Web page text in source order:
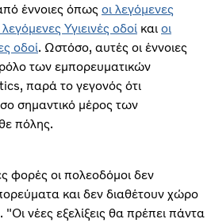
έννοιες όπως οι λεγόμενες
λεγόμενες Υγιεινές οδοί και οι
οδοί. Ωστόσο, αυτές οι έννοιες
των εμπορευματικών
παρά το γεγονός ότι
σημαντικό μέρος των
πόλης.
φορές οι πολεοδόμοι δεν
και δεν διαθέτουν χώρο
νέες εξελίξεις θα πρέπει πάντα